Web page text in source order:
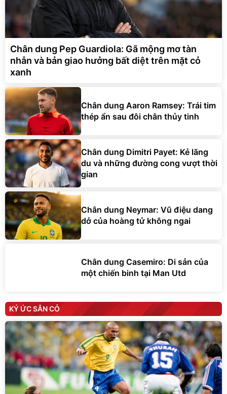
Chân dung Pep Guardiola: Gã mộng mơ tàn
nhẫn và bản giao hưởng bất diệt trên mặt cỏ
xanh
Chân dung Aaron Ramsey: Trái tim
thép ẩn sau đôi chân thủy tinh
Chân dung Dimitri Payet: Kẻ lãng
du và những đường cong vượt thời
gian
Chân dung Neymar: Vũ điệu dang
dở của hoàng tử không ngai
Chân dung Casemiro: Di sản của
một chiến binh tại Man Utd
KÝ ỨC SÂN CỎ